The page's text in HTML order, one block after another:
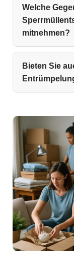
Welche
mitnehmen?
Bieten Sie